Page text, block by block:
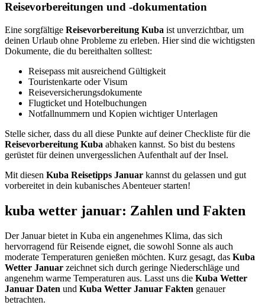
Reisevorbereitungen und -dokumentation
Eine sorgfältige Reisevorbereitung Kuba ist unverzichtbar, um
deinen Urlaub ohne Probleme zu erleben. Hier sind die wichtigsten
Dokumente, die du bereithalten solltest:
Reisepass mit ausreichend Gültigkeit
Touristenkarte oder Visum
Reiseversicherungsdokumente
Flugticket und Hotelbuchungen
Notfallnummern und Kopien wichtiger Unterlagen
Stelle sicher, dass du all diese Punkte auf deiner Checkliste für die
Reisevorbereitung Kuba abhaken kannst. So bist du bestens
gerüstet für deinen unvergesslichen Aufenthalt auf der Insel.
Mit diesen Kuba Reisetipps Januar kannst du gelassen und gut
vorbereitet in dein kubanisches Abenteuer starten!
kuba wetter januar: Zahlen und Fakten
Der Januar bietet in Kuba ein angenehmes Klima, das sich
hervorragend für Reisende eignet, die sowohl Sonne als auch
moderate Temperaturen genießen möchten. Kurz gesagt, das Kuba
Wetter Januar zeichnet sich durch geringe Niederschläge und
angenehm warme Temperaturen aus. Lasst uns die Kuba Wetter
Januar Daten und Kuba Wetter Januar Fakten genauer
betrachten.